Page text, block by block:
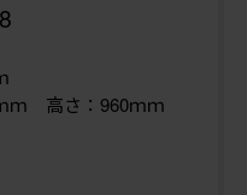
ｍ 高さ：960ｍｍ